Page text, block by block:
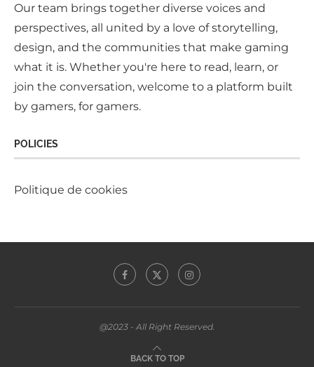
Our team brings together diverse voices and
perspectives, all united by a love of storytelling,
design, and the communities that make gaming
what it is. Whether you're here to read, learn, or
join the conversation, welcome to a platform built
by gamers, for gamers.
POLICIES
Politique de cookies
@2023 - All Right Reserved.
BACK TO TOP